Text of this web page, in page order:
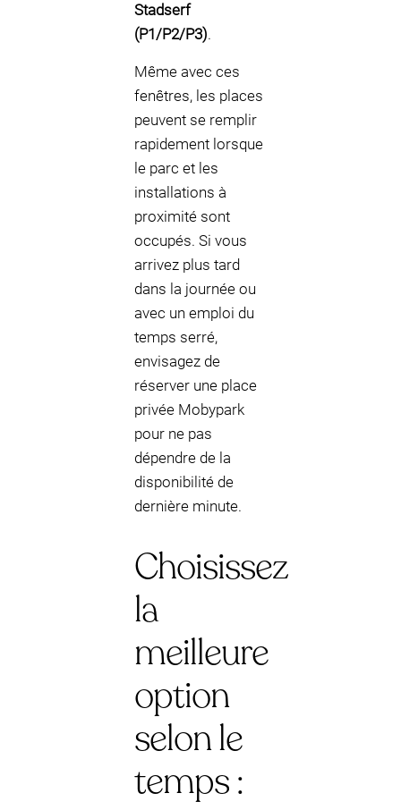
Stadserf
(P1/P2/P3).
Même avec ces
fenêtres, les places
peuvent se remplir
rapidement lorsque
le parc et les
installations à
proximité sont
occupés. Si vous
arrivez plus tard
dans la journée ou
avec un emploi du
temps serré,
envisagez de
réserver une place
privée Mobypark
pour ne pas
dépendre de la
disponibilité de
dernière minute.
Choisissez
la
meilleure
option
selon le
temps :